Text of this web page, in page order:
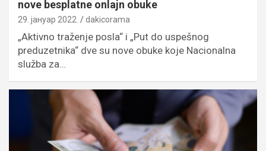
nove besplatne onlajn obuke
29. јануар 2022. dakicorama
„Aktivno traženje posla“ i „Put do uspešnog
preduzetnika“ dve su nove obuke koje Nacionalna
služba za…